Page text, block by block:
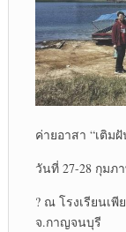
ค่ายอาสา “เติม
วันที่ 27-28 กุมภ
? ณ โรงเรียน​เ
จ.กาญจนบุรี​